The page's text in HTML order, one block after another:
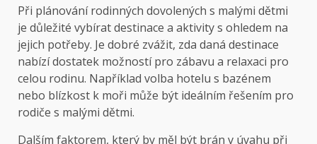
Při plánování rodinných dovolených s malými dětmi
je důležité vybírat destinace a aktivity s ohledem na
jejich potřeby. Je dobré zvážit, zda daná destinace
nabízí dostatek možností pro zábavu a relaxaci pro
celou rodinu. Například volba hotelu s bazénem
nebo blízkost k moři může být ideálním řešením pro
rodiče s malými dětmi.
Dalším faktorem, který by měl být brán v úvahu při